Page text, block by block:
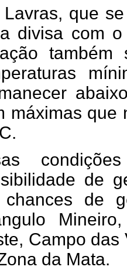
Lavras, que
divisa com o
máximas que
de
chances de
Campo das
da Mata.